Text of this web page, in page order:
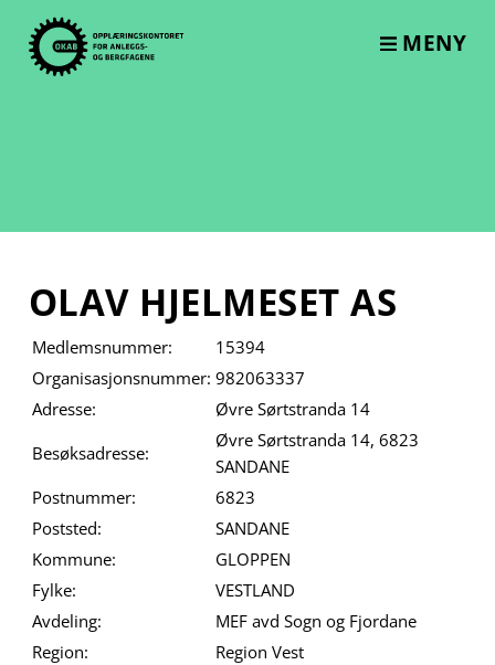
content
MENY
OLAV HJELMESET AS
Medlemsnummer:
15394
Organisasjonsnummer: 982063337
Adresse:
Øvre Sørtstranda 14
Besøksadresse:
Øvre Sørtstranda 14, 6823
SANDANE
Postnummer:
6823
Poststed:
SANDANE
Kommune:
GLOPPEN
Fylke:
VESTLAND
Avdeling:
MEF avd Sogn og Fjordane
Region:
Region Vest